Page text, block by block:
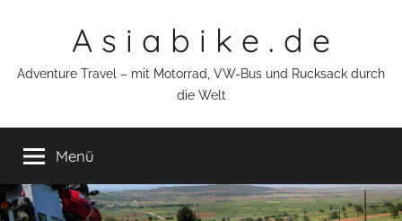
A s i a b i k e . d e
Adventure Travel – mit Motorrad, VW-Bus und Rucksack durch
die Welt
Menü